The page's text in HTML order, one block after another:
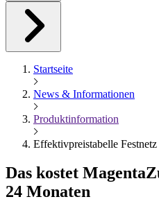
Startseite
News & Informationen
Produktinformation
Effektivpreistabelle Festnetz
Das kostet Magenta
24 Monaten